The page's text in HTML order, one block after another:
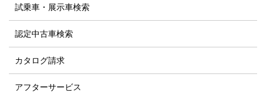
試乗車・展示車検索
認定中古車検索
カタログ請求
アフターサービス